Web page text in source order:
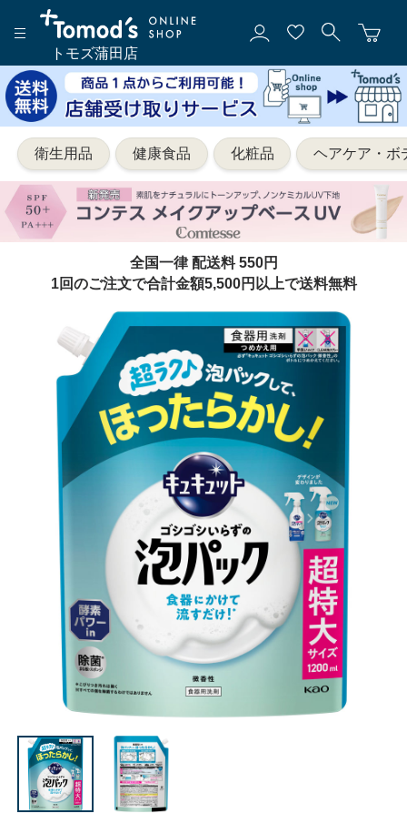
トモズ蒲田店
衛生用品 健康食品 化粧品 ヘアケア・ボ
全国一律 配送料 550円
1回のご注文で合計金額5,500円以上で送料無料